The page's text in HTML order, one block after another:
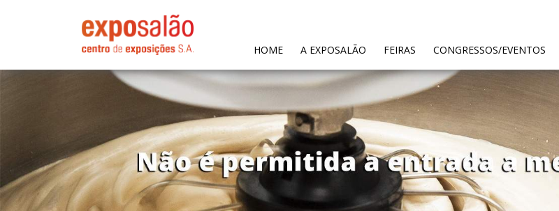
HOME(CURRENT)
A EXPOSALÃO FEIRAS CONGRESSOS/EVENTOS